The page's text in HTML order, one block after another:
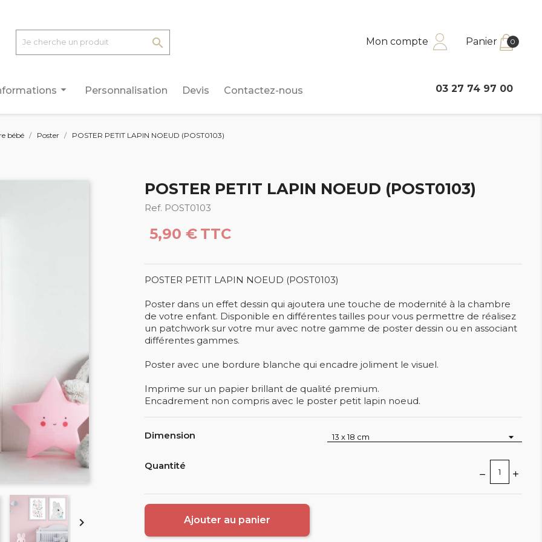
 Mon compte Panier 0
arrow_drop_down Personnalisation Devis Contactez-nous 03 27 74 97 00
bébé Poster POSTER PETIT LAPIN NOEUD (POST0103)

POSTER PETIT LAPIN NOEUD (POST0103)
Ref. POST0103
5,90 € TTC
POSTER PETIT LAPIN NOEUD (POST0103)
Poster dans un effet dessin qui ajoutera une touche de modernité à la chambre
de votre enfant. Disponible en différentes tailles pour vous permettre de réalisez
un patchwork sur votre mur avec notre gamme de poster dessin ou en associant
différentes gammes.
Poster avec une bordure blanche qui encadre joliment le visuel.
Imprime sur un papier brillant de qualité premium.
Encadrement non compris avec le poster petit lapin noeud.
Dimension
Quantité
Ajouter au panier